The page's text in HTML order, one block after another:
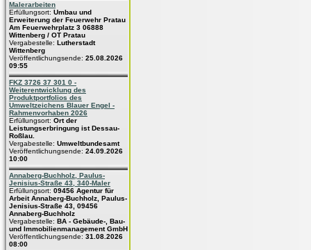
Malerarbeiten
Erfüllungsort: Umbau und
Erweiterung der Feuerwehr Pratau
Am Feuerwehrplatz 3 06888
Wittenberg / OT Pratau
Vergabestelle: Lutherstadt
Wittenberg
Veröffentlichungsende: 25.08.2026
09:55
FKZ 3726 37 301 0 -
Weiterentwicklung des
Produktportfolios des
Umweltzeichens Blauer Engel -
Rahmenvorhaben 2026
Erfüllungsort: Ort der
Leistungserbringung ist Dessau-
Roßlau.
Vergabestelle: Umweltbundesamt
Veröffentlichungsende: 24.09.2026
10:00
Annaberg-Buchholz, Paulus-
Jenisius-Straße 43, 340-Maler
Erfüllungsort: 09456 Agentur für
Arbeit Annaberg-Buchholz, Paulus-
Jenisius-Straße 43, 09456
Annaberg-Buchholz
Vergabestelle: BA - Gebäude-, Bau-
und Immobilienmanagement GmbH
Veröffentlichungsende: 31.08.2026
08:00